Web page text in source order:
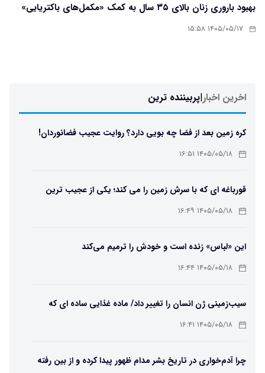
بهبود باروری زنان بالای ۳۵ سال به کمک «مکمل‌های باکتریایی»
۱۴۰۵/۰۵/۱۷ ۱۵:۵۸
اخرین اخبار|پربیننده ترین
کره زمین بعد از فضا چه بویی دارد؟ روایت عجیب فضانوردان!
۱۴۰۵/۰۵/۱۸ ۱۶:۵۱
قورباغه ای که با سرش زمین را می کند؛ یکی از عجیب ترین
دوزیستان جهان
۱۴۰۵/۰۵/۱۸ ۱۶:۴۹
این «لباس» زنده است و خودش را ترمیم می‌کند
۱۴۰۵/۰۵/۱۸ ۱۶:۴۴
سیب‌زمینی ژن انسان را تغییر داد/ ماده غذایی ساده ای که
مسیر تکامل را عوض کرد!
۱۴۰۵/۰۵/۱۸ ۱۶:۴۱
چرا آدم‌خواری در تاریخ بشر مدام ظهور پیدا کرده و از بین رفته